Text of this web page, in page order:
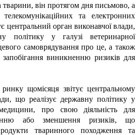
тварини, він протягом дня письмово, а
та електронних
центральний орган виконавчої влади,
політику у галузі ветеринарної
самоврядування про це, а також
виникненню ризиків для
щомісяця звітує центральному
що реалізує державну політику у
медицини, про свою діяльність для
або зменшення ризиків, що
тваринного походження та